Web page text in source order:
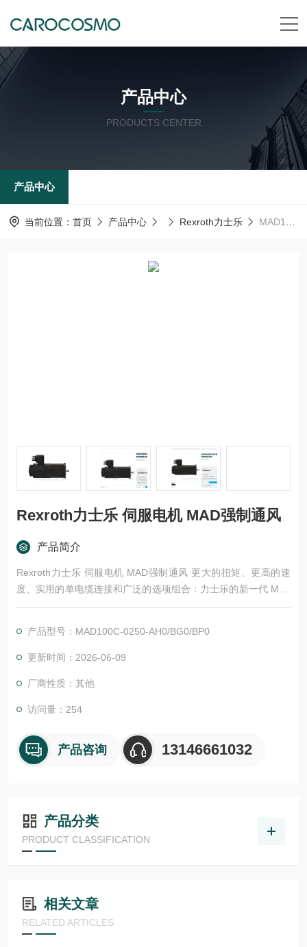
产品中心
PRODUCTS CENTER
产品中心
当前位置： 首页 产品中心 Rexroth力士乐 MAD100C-0250-AH0/BG0/BP0Rexroth力士乐 伺服电机 MAD强制通风
Rexroth力士乐 伺服电机 MAD强制通风
产品简介
Rexroth力士乐 伺服电机 MAD强制通风 更大的扭矩、更高的速
度、实用的单电缆连接和广泛的选项组合：力士乐的新一代 MS2
N 电机将高动态性与紧凑的尺寸和优良能源效率相结合。低惯量
能解决方案，MS2N 电机用作数据源。
产品型号：MAD100C-0250-AH0/BG0/BP0
更新时间：2026-06-09
厂商性质：其他
访问量：254
产品咨询 13146661032
产品分类
PRODUCT CLASSIFICATION
相关文章
RELATED ARTICLES